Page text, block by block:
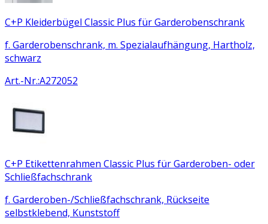
C+P Kleiderbügel Classic Plus für Garderobenschrank
f. Garderobenschrank, m. Spezialaufhängung, Hartholz,
schwarz
Art.-Nr.:A272052
C+P Etikettenrahmen Classic Plus für Garderoben- oder
Schließfachschrank
f. Garderoben-/Schließfachschrank, Rückseite
selbstklebend, Kunststoff